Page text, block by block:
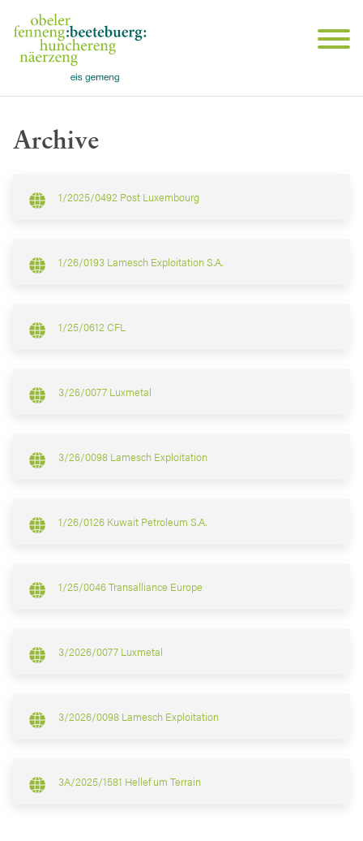
Archive
1/2025/0492 Post Luxembourg
1/26/0193 Lamesch Exploitation S.A.
1/25/0612 CFL
3/26/0077 Luxmetal
3/26/0098 Lamesch Exploitation
1/26/0126 Kuwait Petroleum S.A.
1/25/0046 Transalliance Europe
3/2026/0077 Luxmetal
3/2026/0098 Lamesch Exploitation
3A/2025/1581 Hellef um Terrain